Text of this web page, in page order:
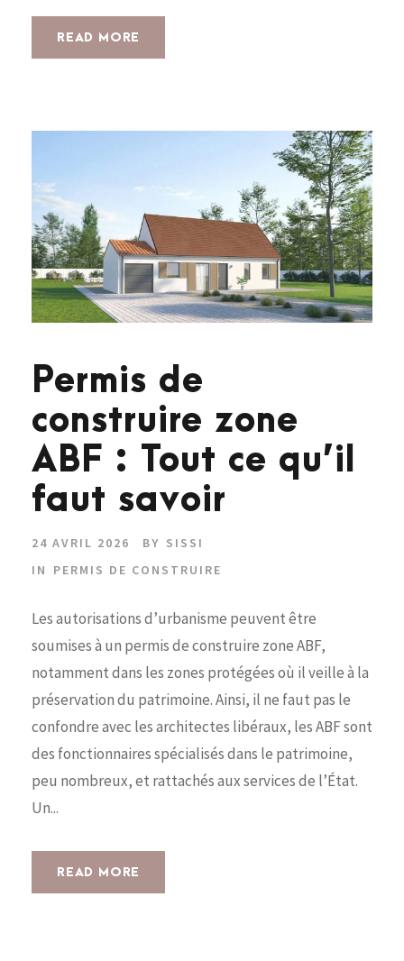
READ MORE
Permis de
construire zone
ABF : Tout ce qu’il
faut savoir
24 AVRIL 2026 BY SISSI
IN
PERMIS DE CONSTRUIRE
Les autorisations d’urbanisme peuvent être
soumises à un permis de construire zone ABF,
notamment dans les zones protégées où il veille à la
préservation du patrimoine. Ainsi, il ne faut pas le
confondre avec les architectes libéraux, les ABF sont
des fonctionnaires spécialisés dans le patrimoine,
peu nombreux, et rattachés aux services de l’État.
Un...
READ MORE